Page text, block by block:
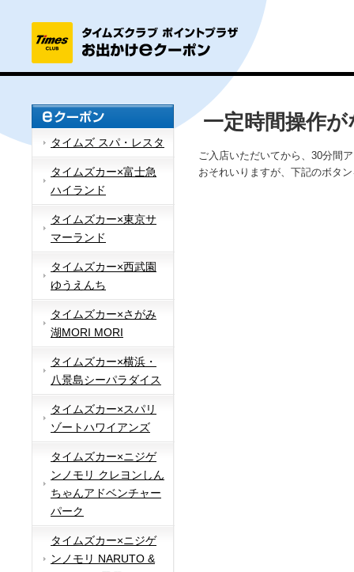
タイムズ スパ・レスタ
タイムズカー×富士急
ハイランド
タイムズカー×東京サ
マーランド
タイムズカー×西武園
ゆうえんち
タイムズカー×さがみ
湖MORI MORI
タイムズカー×横浜・
八景島シーパラダイス
タイムズカー×スパリ
ゾートハワイアンズ
タイムズカー×ニジゲ
ンノモリ クレヨンしん
ちゃんアドベンチャー
パーク
タイムズカー×ニジゲ
ンノモリ NARUTO &
一定時間操作
ご入店いただいてから、30分間
おそれいりますが、下記のボタ